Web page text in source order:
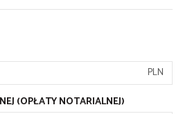
PLN
(OPŁATY NOTARIALNEJ)